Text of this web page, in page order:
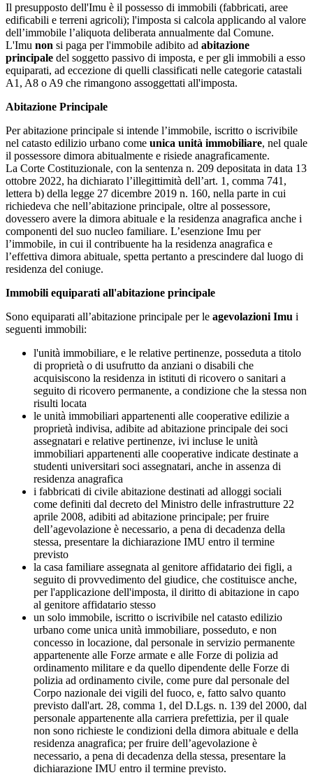
Il presupposto dell'Imu è il possesso di immobili (fabbricati, aree
edificabili e terreni agricoli); l'imposta si calcola applicando al valore
dell’immobile l’aliquota deliberata annualmente dal Comune.
L'Imu non si paga per l'immobile adibito ad abitazione
principale del soggetto passivo di imposta, e per gli immobili a esso
equiparati, ad eccezione di quelli classificati nelle categorie catastali
A1, A8 o A9 che rimangono assoggettati all'imposta.
Abitazione Principale
Per abitazione principale si intende l’immobile, iscritto o iscrivibile
nel catasto edilizio urbano come unica unità immobiliare, nel quale
il possessore dimora abitualmente e risiede anagraficamente.
La Corte Costituzionale, con la sentenza n. 209 depositata in data 13
ottobre 2022, ha dichiarato l’illegittimità dell’art. 1, comma 741,
lettera b) della legge 27 dicembre 2019 n. 160, nella parte in cui
richiedeva che nell’abitazione principale, oltre al possessore,
dovessero avere la dimora abituale e la residenza anagrafica anche i
componenti del suo nucleo familiare. L’esenzione Imu per
l’immobile, in cui il contribuente ha la residenza anagrafica e
l’effettiva dimora abituale, spetta pertanto a prescindere dal luogo di
residenza del coniuge.
Immobili equiparati all'abitazione principale
Sono equiparati all’abitazione principale per le agevolazioni Imu i
seguenti immobili:
l'unità immobiliare, e le relative pertinenze, posseduta a titolo
di proprietà o di usufrutto da anziani o disabili che
acquisiscono la residenza in istituti di ricovero o sanitari a
seguito di ricovero permanente, a condizione che la stessa non
risulti locata
le unità immobiliari appartenenti alle cooperative edilizie a
proprietà indivisa, adibite ad abitazione principale dei soci
assegnatari e relative pertinenze, ivi incluse le unità
immobiliari appartenenti alle cooperative indicate destinate a
studenti universitari soci assegnatari, anche in assenza di
residenza anagrafica
i fabbricati di civile abitazione destinati ad alloggi sociali
come definiti dal decreto del Ministro delle infrastrutture 22
aprile 2008, adibiti ad abitazione principale; per fruire
dell’agevolazione è necessario, a pena di decadenza della
stessa, presentare la dichiarazione IMU entro il termine
previsto
la casa familiare assegnata al genitore affidatario dei figli, a
seguito di provvedimento del giudice, che costituisce anche,
per l'applicazione dell'imposta, il diritto di abitazione in capo
al genitore affidatario stesso
un solo immobile, iscritto o iscrivibile nel catasto edilizio
urbano come unica unità immobiliare, posseduto, e non
concesso in locazione, dal personale in servizio permanente
appartenente alle Forze armate e alle Forze di polizia ad
ordinamento militare e da quello dipendente delle Forze di
polizia ad ordinamento civile, come pure dal personale del
Corpo nazionale dei vigili del fuoco, e, fatto salvo quanto
previsto dall'art. 28, comma 1, del D.Lgs. n. 139 del 2000, dal
personale appartenente alla carriera prefettizia, per il quale
non sono richieste le condizioni della dimora abituale e della
residenza anagrafica; per fruire dell’agevolazione è
necessario, a pena di decadenza della stessa, presentare la
dichiarazione IMU entro il termine previsto.